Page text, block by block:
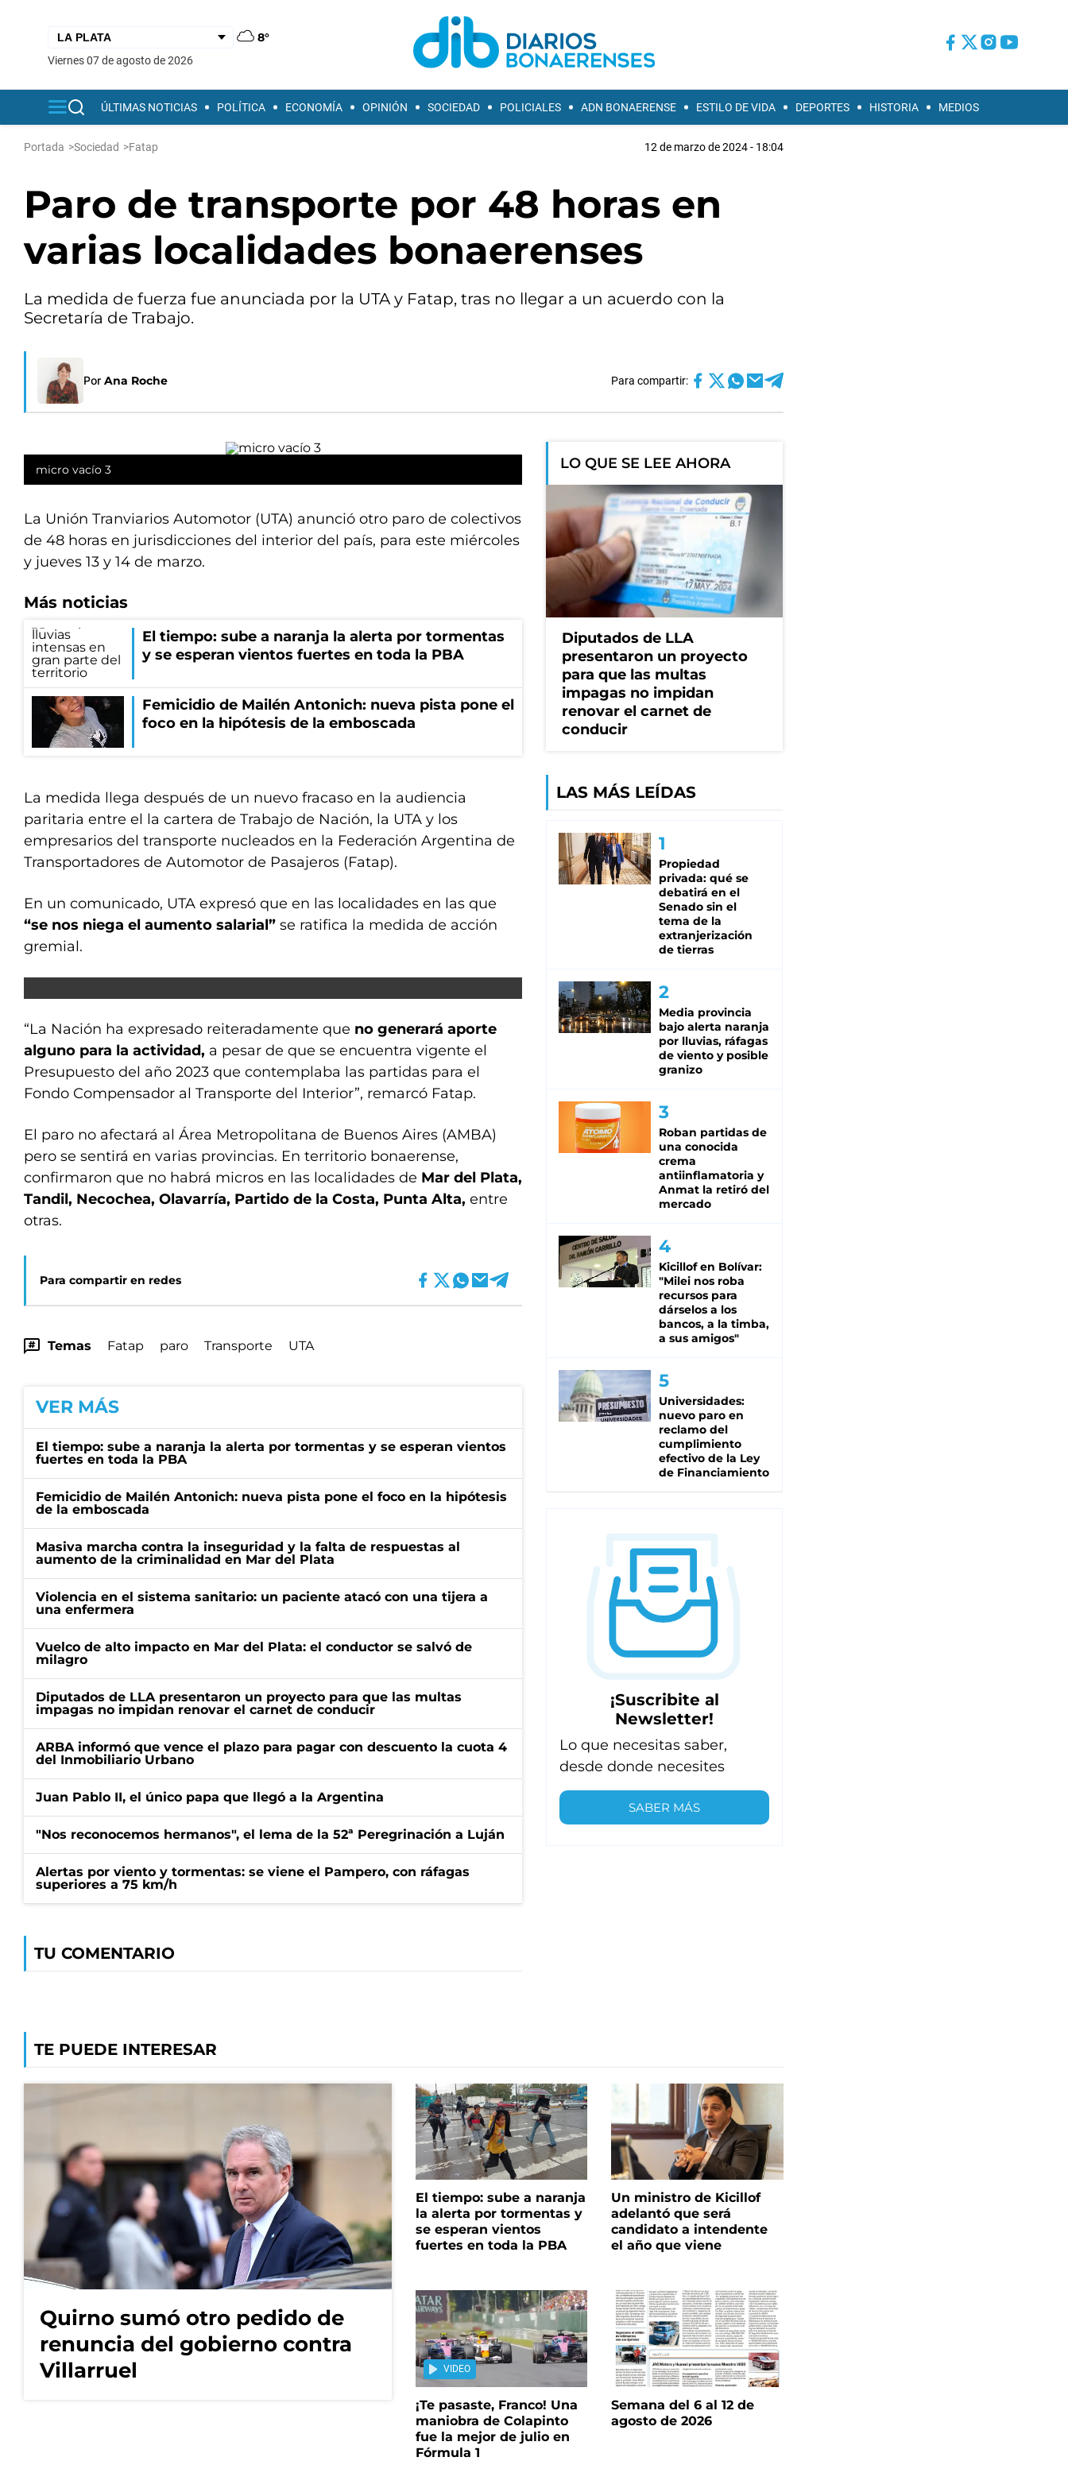
8°
viernes 07 de agosto de 2026
ÚLTIMAS NOTICIAS POLÍTICA ECONOMÍA OPINIÓN SOCIEDAD POLICIALES ADN BONAERENSE ESTILO DE VIDA DEPORTES HISTORIA MEDIOS
Portada >Sociedad >Fatap 12 de marzo de 2024 - 18:04
Paro de transporte por 48 horas en
varias localidades bonaerenses
La medida de fuerza fue anunciada por la UTA y Fatap, tras no llegar a un acuerdo con la
Secretaría de Trabajo.
Por Ana Roche Para compartir:
micro vacío 3
La Unión Tranviarios Automotor (UTA) anunció otro paro de colectivos
de 48 horas en jurisdicciones del interior del país, para este miércoles
y jueves 13 y 14 de marzo.
Más noticias
El tiempo: sube a naranja la alerta por tormentas
y se esperan vientos fuertes en toda la PBA
Femicidio de Mailén Antonich: nueva pista pone el
foco en la hipótesis de la emboscada
La medida llega después de un nuevo fracaso en la audiencia
paritaria entre el la cartera de Trabajo de Nación, la UTA y los
empresarios del transporte nucleados en la Federación Argentina de
Transportadores de Automotor de Pasajeros (Fatap).
En un comunicado, UTA expresó que en las localidades en las que
“se nos niega el aumento salarial” se ratifica la medida de acción
gremial.
“La Nación ha expresado reiteradamente que no generará aporte
alguno para la actividad, a pesar de que se encuentra vigente el
Presupuesto del año 2023 que contemplaba las partidas para el
Fondo Compensador al Transporte del Interior”, remarcó Fatap.
El paro no afectará al Área Metropolitana de Buenos Aires (AMBA)
pero se sentirá en varias provincias. En territorio bonaerense,
confirmaron que no habrá micros en las localidades de Mar del Plata,
Tandil, Necochea, Olavarría, Partido de la Costa, Punta Alta, entre
otras.
Para compartir en redes
Temas Fatap paro Transporte UTA
VER MÁS
El tiempo: sube a naranja la alerta por tormentas y se esperan vientos
fuertes en toda la PBA
Femicidio de Mailén Antonich: nueva pista pone el foco en la hipótesis
de la emboscada
Masiva marcha contra la inseguridad y la falta de respuestas al
aumento de la criminalidad en Mar del Plata
Violencia en el sistema sanitario: un paciente atacó con una tijera a
una enfermera
Vuelco de alto impacto en Mar del Plata: el conductor se salvó de
milagro
Diputados de LLA presentaron un proyecto para que las multas
impagas no impidan renovar el carnet de conducir
ARBA informó que vence el plazo para pagar con descuento la cuota 4
del Inmobiliario Urbano
Juan Pablo II, el único papa que llegó a la Argentina
"Nos reconocemos hermanos", el lema de la 52ª Peregrinación a Luján
Alertas por viento y tormentas: se viene el Pampero, con ráfagas
superiores a 75 km/h
TU COMENTARIO
LO QUE SE LEE AHORA
Diputados de LLA
presentaron un proyecto
para que las multas
impagas no impidan
renovar el carnet de
conducir
LAS MÁS LEÍDAS
Propiedad
privada: qué se
debatirá en el
Senado sin el
tema de la
extranjerización
de tierras
Media provincia
bajo alerta naranja
por lluvias, ráfagas
de viento y posible
granizo
Roban partidas de
una conocida
crema
antiinflamatoria y
Anmat la retiró del
mercado
Kicillof en Bolívar:
"Milei nos roba
recursos para
dárselos a los
bancos, a la timba,
a sus amigos"
Universidades:
nuevo paro en
reclamo del
cumplimiento
efectivo de la Ley
de Financiamiento
¡Suscribite al
Newsletter!
Lo que necesitas saber,
desde donde necesites
SABER MÁS
TE PUEDE INTERESAR
Quirno sumó otro pedido de
renuncia del gobierno contra
Villarruel
El tiempo: sube a naranja
la alerta por tormentas y
se esperan vientos
fuertes en toda la PBA
Un ministro de Kicillof
adelantó que será
candidato a intendente
el año que viene
VIDEO
¡Te pasaste, Franco! Una
maniobra de Colapinto
fue la mejor de julio en
Fórmula 1
Semana del 6 al 12 de
agosto de 2026